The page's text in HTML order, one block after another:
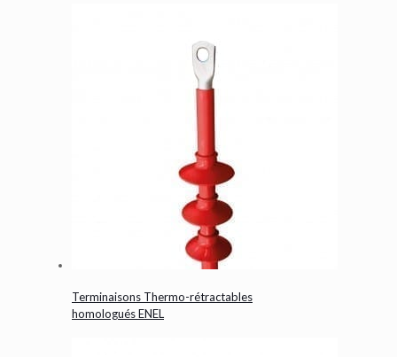
Terminaisons Thermo-rétractables
homologués ENEL